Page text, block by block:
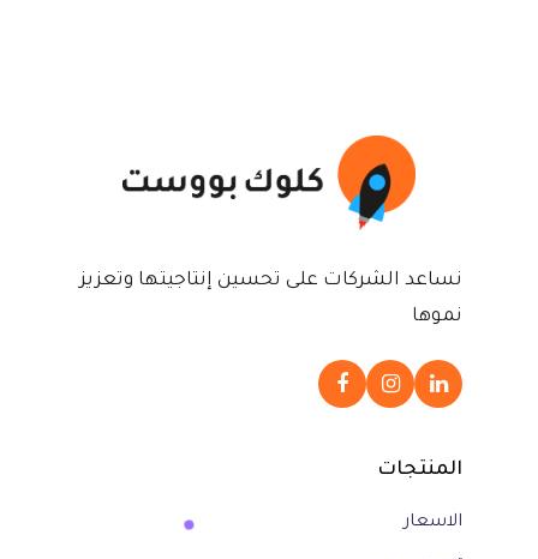
نساعد الشركات على تحسين إنتاجيتها وتعزيز
نموها
المنتجات
الاسعار